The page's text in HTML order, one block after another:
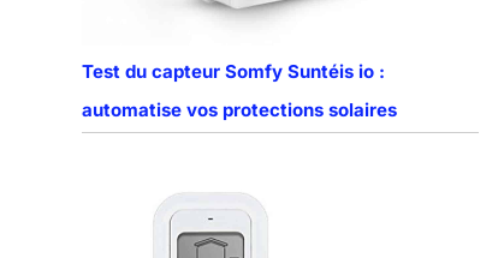
Test du capteur Somfy Suntéis io :
automatise vos protections solaires